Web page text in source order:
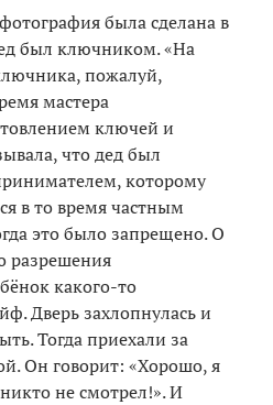
была сделана в
был ключником. «На
пожалуй,
мастера
ключей и
что дед был
которому
в то время частным
это было запрещено. О
разрешения
какого-то
Дверь захлопнулась и
Тогда приехали за
Он говорит: «Хорошо, я
не смотрел!». И